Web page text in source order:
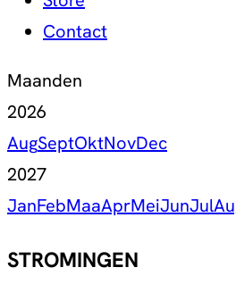
Contact
Maanden
2026
AugSeptOktNovDec
2027
JanFebMaaAprMeiJunJul
STROMINGEN